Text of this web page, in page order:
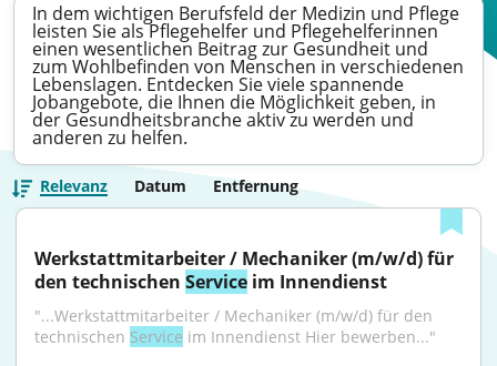
In dem wichtigen Berufsfeld der Medizin und Pflege
leisten Sie als Pflegehelfer und Pflegehelferinnen
einen wesentlichen Beitrag zur Gesundheit und
zum Wohlbefinden von Menschen in verschiedenen
Lebenslagen. Entdecken Sie viele spannende
Jobangebote, die Ihnen die Möglichkeit geben, in
der Gesundheitsbranche aktiv zu werden und
anderen zu helfen.
Relevanz Datum Entfernung
Werkstattmitarbeiter / Mechaniker (m/w/d) für
den technischen Service im Innendienst
"...Werkstattmitarbeiter / Mechaniker (m/w/d) für den
technischen Service im Innendienst Hier bewerben..."